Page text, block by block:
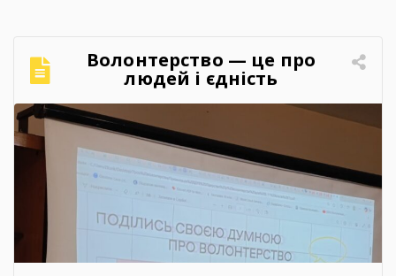
аналізом та прагненням осмислити сучасні
виклики й перспективи розвитку аграрної
сфери Чортківського […]
Волонтерство — це про
людей і єдність